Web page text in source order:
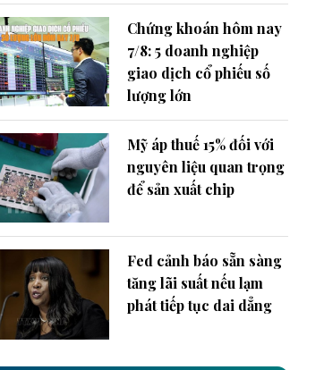
Chứng khoán hôm nay
7/8: 5 doanh nghiệp
giao dịch cổ phiếu số
lượng lớn
Mỹ áp thuế 15% đối với
nguyên liệu quan trọng
để sản xuất chip
Fed cảnh báo sẵn sàng
tăng lãi suất nếu lạm
phát tiếp tục dai dẳng